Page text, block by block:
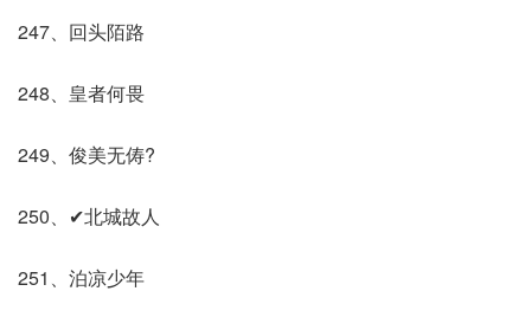
247、回头陌路
248、皇者何畏
249、俊美无俦?
250、✔北城故人
251、泊凉少年